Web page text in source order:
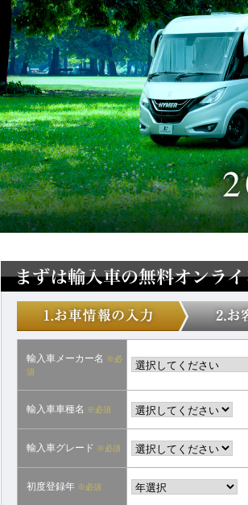
輸入車メーカー名 ※必
須
輸入車車種名 ※必須
輸入車グレード ※必須
初度登録年 ※必須